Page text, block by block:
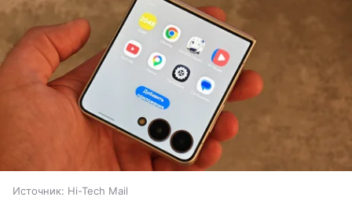
Источник: Hi-Tech Mail